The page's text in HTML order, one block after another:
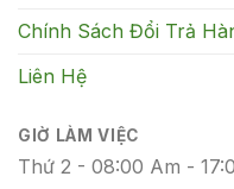
Chính Sách Đổi Trả
Liên Hệ
GIỜ LÀM VIỆC
Thứ 2 - 08:00 Am -